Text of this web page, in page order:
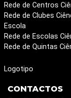
Rede de Centros
Rede de Clubes
Escola
Rede de Escolas
Rede de Quintas
Logotipo
CONTACTOS